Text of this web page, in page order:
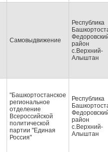
Самовыдвижение
Республика
район
с.Верхний-
Алыштан
"Башкортостанское
региональное
отделение
Всероссийской
политической
партии "Единая
Россия"
Республика
район
с.Верхний-
Алыштан